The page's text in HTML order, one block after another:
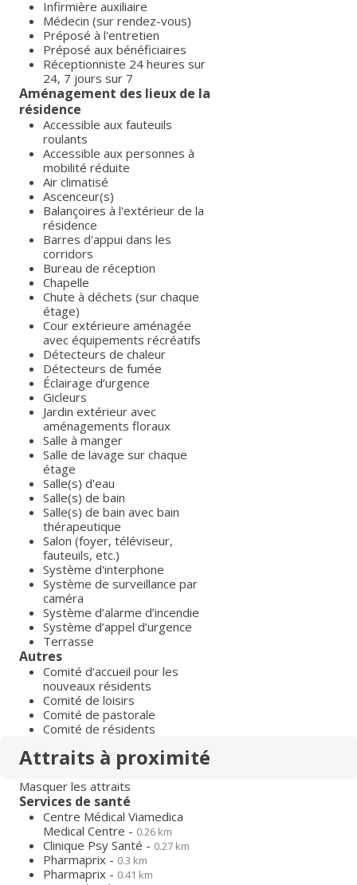
Infirmière auxiliaire
Médecin (sur rendez-vous)
Préposé à l'entretien
Préposé aux bénéficiaires
Réceptionniste 24 heures sur
24, 7 jours sur 7
Aménagement des lieux de la
résidence
Accessible aux fauteuils
roulants
Accessible aux personnes à
mobilité réduite
Air climatisé
Ascenceur(s)
Balançoires à l'extérieur de la
résidence
Barres d'appui dans les
corridors
Bureau de réception
Chapelle
Chute à déchets (sur chaque
étage)
Cour extérieure aménagée
avec équipements récréatifs
Détecteurs de chaleur
Détecteurs de fumée
Éclairage d’urgence
Gicleurs
Jardin extérieur avec
aménagements floraux
Salle à manger
Salle de lavage sur chaque
étage
Salle(s) d'eau
Salle(s) de bain
Salle(s) de bain avec bain
thérapeutique
Salon (foyer, téléviseur,
fauteuils, etc.)
Système d'interphone
Système de surveillance par
caméra
Système d’alarme d’incendie
Système d’appel d’urgence
Terrasse
Autres
Comité d'accueil pour les
nouveaux résidents
Comité de loisirs
Comité de pastorale
Comité de résidents
Attraits à proximité
Masquer les attraits
Services de santé
Centre Médical Viamedica
Medical Centre - 0.26 km
Clinique Psy Santé - 0.27 km
Pharmaprix - 0.3 km
Pharmaprix - 0.41 km